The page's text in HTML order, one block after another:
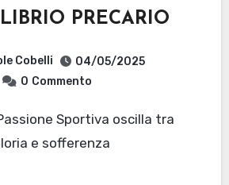
PRECARIO
Cobelli
04/05/2025
0 Commento
e sofferenza